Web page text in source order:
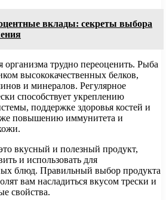
вклады: секреты выбора
организма трудно переоценить. Рыба
высококачественных белков,
и минералов. Регулярное
способствует укреплению
поддержке здоровья костей и
повышению иммунитета и
вкусный и полезный продукт,
и использовать для
блюд. Правильный выбор продукта
вам насладиться вкусом трески и
свойства.